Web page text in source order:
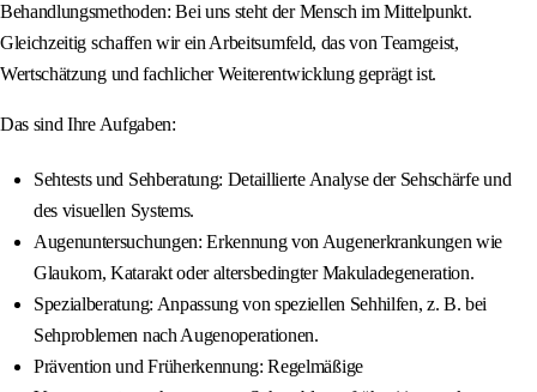
Behandlungsmethoden: Bei uns steht der Mensch im Mittelpunkt.
Gleichzeitig schaffen wir ein Arbeitsumfeld, das von Teamgeist,
Wertschätzung und fachlicher Weiterentwicklung geprägt ist.
Das sind Ihre Aufgaben:
Sehtests und Sehberatung: Detaillierte Analyse der Sehschärfe und
des visuellen Systems.
Augenuntersuchungen: Erkennung von Augenerkrankungen wie
Glaukom, Katarakt oder altersbedingter Makuladegeneration.
Spezialberatung: Anpassung von speziellen Sehhilfen, z. B. bei
Sehproblemen nach Augenoperationen.
Prävention und Früherkennung: Regelmäßige